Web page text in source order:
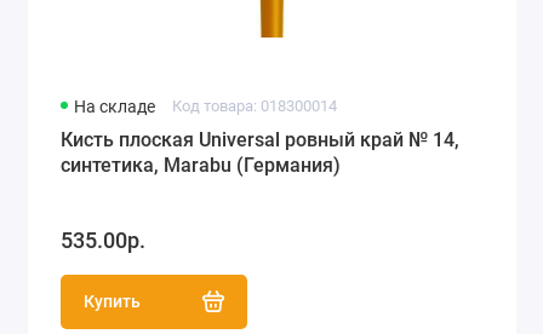
На складе Код товара: 018300014
Кисть плоская Universal ровный край № 14,
синтетика, Marabu (Германия)
535.00р.
Купить